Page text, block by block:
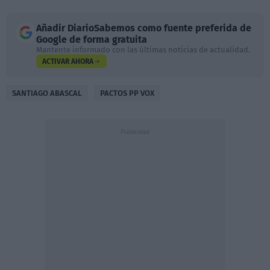
Añadir DiarioSabemos como fuente preferida de
Google de forma gratuita
Mantente informado con las últimas noticias de actualidad.
ACTIVAR AHORA
SANTIAGO ABASCAL PACTOS PP VOX